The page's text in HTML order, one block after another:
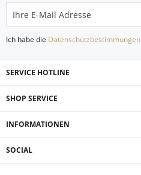
Ich habe die Datenschutzbestimmungen
SERVICE HOTLINE
SHOP SERVICE
INFORMATIONEN
SOCIAL